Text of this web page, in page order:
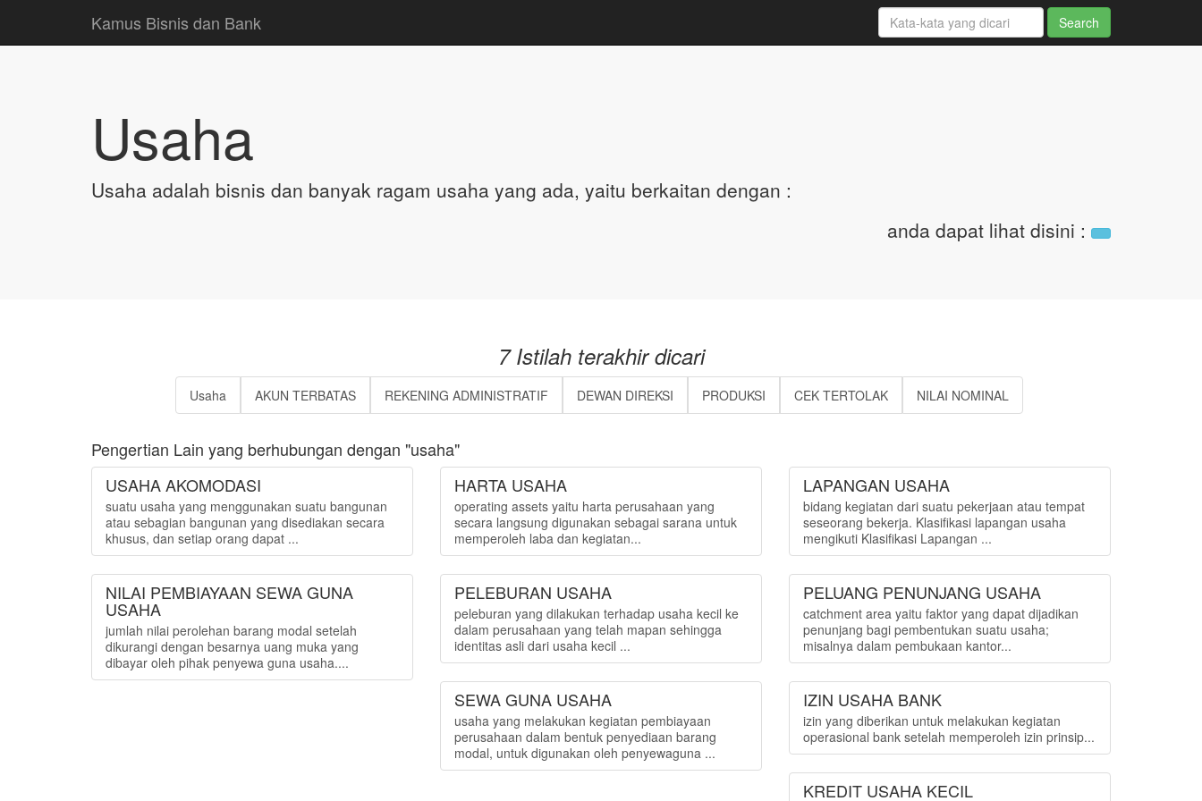
Kamus Bisnis dan Bank
Usaha
Usaha adalah bisnis dan banyak ragam usaha yang ada, yaitu berkaitan dengan :
anda dapat lihat disini :
7 Istilah terakhir dicari
Usaha AKUN TERBATAS REKENING ADMINISTRATIF DEWAN DIREKSI PRODUKSI CEK TERTOLAK NILAI NOMINAL
Pengertian Lain yang berhubungan dengan "usaha"
USAHA AKOMODASI
suatu usaha yang menggunakan suatu bangunan
atau sebagian bangunan yang disediakan secara
khusus, dan setiap orang dapat ...
HARTA USAHA
operating assets yaitu harta perusahaan yang
secara langsung digunakan sebagai sarana untuk
memperoleh laba dan kegiatan...
LAPANGAN USAHA
bidang kegiatan dari suatu pekerjaan atau tempat
seseorang bekerja. Klasifikasi lapangan usaha
mengikuti Klasifikasi Lapangan ...
NILAI PEMBIAYAAN SEWA GUNA
USAHA
jumlah nilai perolehan barang modal setelah
dikurangi dengan besarnya uang muka yang
dibayar oleh pihak penyewa guna usaha....
PELEBURAN USAHA
peleburan yang dilakukan terhadap usaha kecil ke
dalam perusahaan yang telah mapan sehingga
identitas asli dari usaha kecil ...
PELUANG PENUNJANG USAHA
catchment area yaitu faktor yang dapat dijadikan
penunjang bagi pembentukan suatu usaha;
misalnya dalam pembukaan kantor...
SEWA GUNA USAHA
usaha yang melakukan kegiatan pembiayaan
perusahaan dalam bentuk penyediaan barang
modal, untuk digunakan oleh penyewaguna ...
IZIN USAHA BANK
izin yang diberikan untuk melakukan kegiatan
operasional bank setelah memperoleh izin prinsip...
KREDIT USAHA KECIL